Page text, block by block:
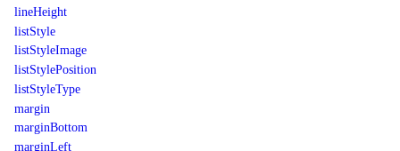
lineHeight
listStyle
listStyleImage
listStylePosition
listStyleType
margin
marginBottom
marginLeft